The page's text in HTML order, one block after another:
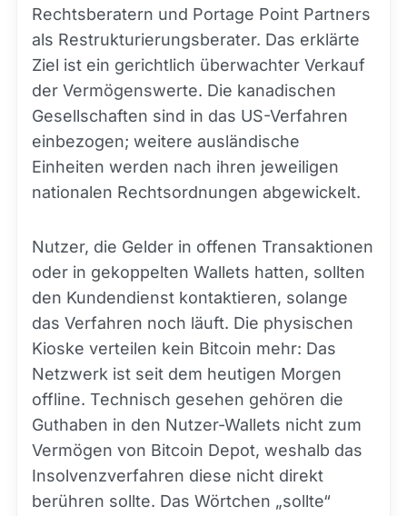
Rechtsberatern und Portage Point Partners
als Restrukturierungsberater. Das erklärte
Ziel ist ein gerichtlich überwachter Verkauf
der Vermögenswerte. Die kanadischen
Gesellschaften sind in das US-Verfahren
einbezogen; weitere ausländische
Einheiten werden nach ihren jeweiligen
nationalen Rechtsordnungen abgewickelt.
Nutzer, die Gelder in offenen Transaktionen
oder in gekoppelten Wallets hatten, sollten
den Kundendienst kontaktieren, solange
das Verfahren noch läuft. Die physischen
Kioske verteilen kein Bitcoin mehr: Das
Netzwerk ist seit dem heutigen Morgen
offline. Technisch gesehen gehören die
Guthaben in den Nutzer-Wallets nicht zum
Vermögen von Bitcoin Depot, weshalb das
Insolvenzverfahren diese nicht direkt
berühren sollte. Das Wörtchen „sollte“